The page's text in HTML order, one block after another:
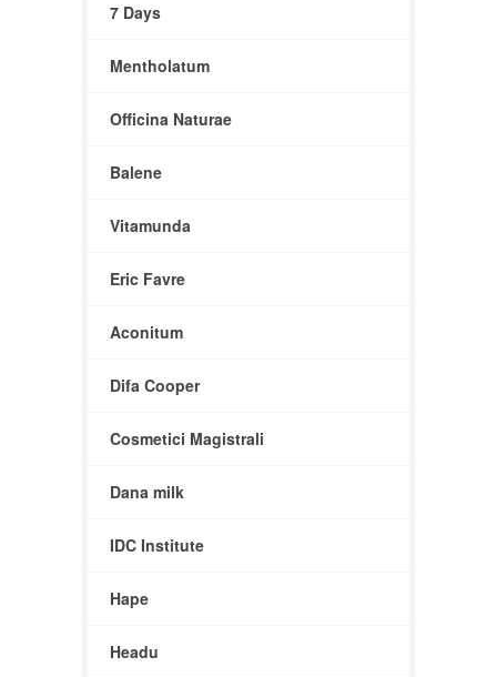
7 Days
Mentholatum
Officina Naturae
Balene
Vitamunda
Eric Favre
Aconitum
Difa Cooper
Cosmetici Magistrali
Dana milk
IDC Institute
Hape
Headu